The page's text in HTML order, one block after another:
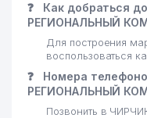
❓
Как добраться
РЕГИОНАЛЬНЫЙ
Для построения
воспользоваться
❓
Номера
РЕГИОНАЛЬНЫЙ
Позвонить в